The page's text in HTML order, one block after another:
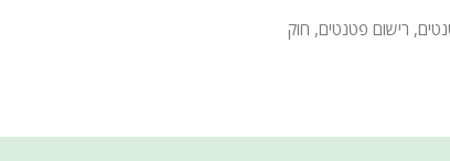
רישום פטנטים, חוק